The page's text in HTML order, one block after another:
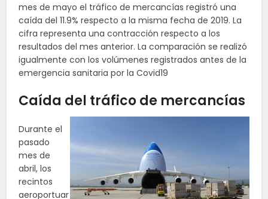
mes de mayo el tráfico de mercancías registró una
caída del 11.9% respecto a la misma fecha de 2019. La
cifra representa una contracción respecto a los
resultados del mes anterior. La comparación se realizó
igualmente con los volúmenes registrados antes de la
emergencia sanitaria por la Covid19
Caída del tráfico de mercancías
Durante el
pasado
mes de
abril, los
recintos
aeroportuar